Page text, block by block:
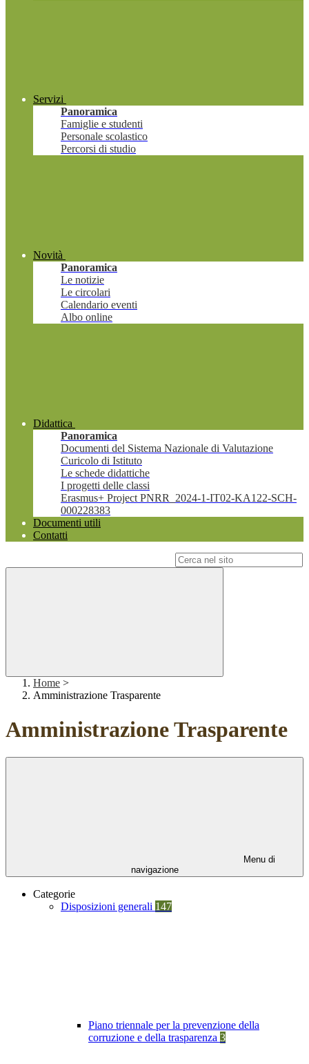
Servizi
Panoramica
Famiglie e studenti
Personale scolastico
Percorsi di studio
Novità
Panoramica
Le notizie
Le circolari
Calendario eventi
Albo online
Didattica
Panoramica
Documenti del Sistema Nazionale di Valutazione
Curicolo di Istituto
Le schede didattiche
I progetti delle classi
Erasmus+ Project PNRR_2024-1-IT02-KA122-SCH-
000228383
Documenti utili
Contatti
Home >
Amministrazione Trasparente
Amministrazione Trasparente
Menu di
navigazione
Categorie
Disposizioni generali 147
Piano triennale per la prevenzione della
corruzione e della trasparenza 3